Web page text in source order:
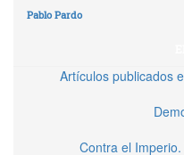
Pablo Pardo
Artículos publicados
Contra el